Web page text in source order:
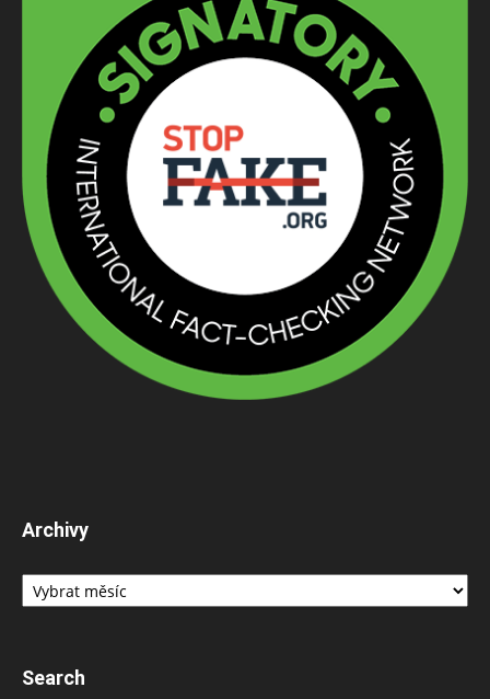
Archivy
Archivy
Search